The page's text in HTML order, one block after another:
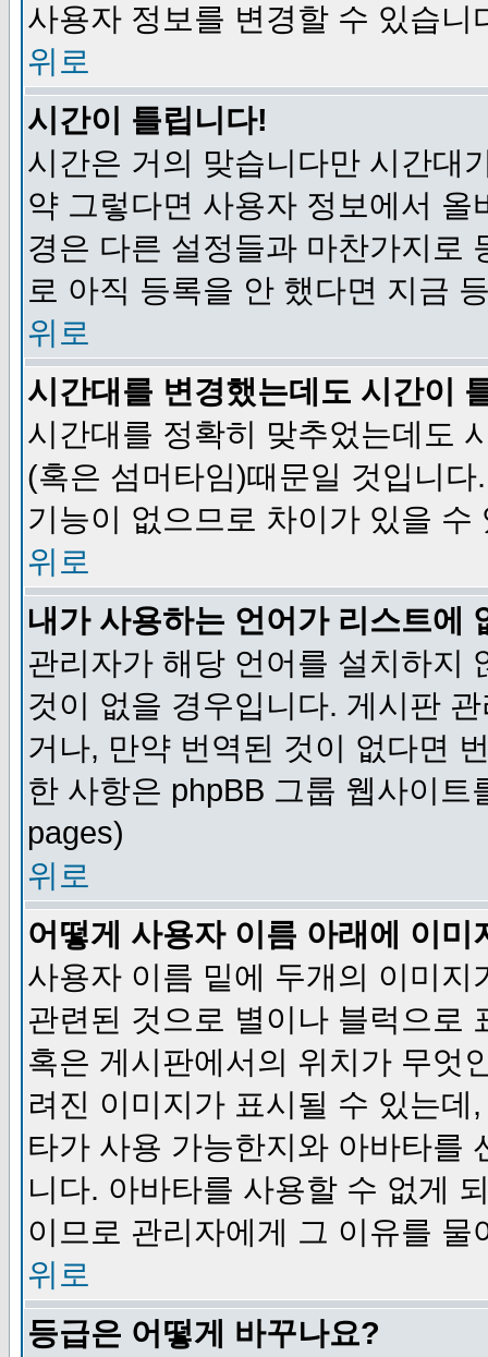
사용자 정보를 변경할 수 있습니
위로
시간이 틀립니다!
시간은 거의 맞습니다만 시간대
약 그렇다면 사용자 정보에서
경은 다른 설정들과 마찬가지로
로 아직 등록을 안 했다면 지금
위로
시간대를 변경했는데도 시간이
시간대를 정확히 맞추었는데도
(혹은 섬머타임)때문일 것입니
기능이 없으므로 차이가 있을 수
위로
내가 사용하는 언어가 리스트에
관리자가 해당 언어를 설치하지
것이 없을 경우입니다. 게시판
거나, 만약 번역된 것이 없다면
한 사항은 phpBB 그룹 웹사이
pages)
위로
어떻게 사용자 이름 아래에 이미
사용자 이름 밑에 두개의 이미
관련된 것으로 별이나 블럭으로
혹은 게시판에서의 위치가 무엇
려진 이미지가 표시될 수 있는
타가 사용 가능한지와 아바타를
니다. 아바타를 사용할 수 없게
이므로 관리자에게 그 이유를 물
위로
등급은 어떻게 바꾸나요?